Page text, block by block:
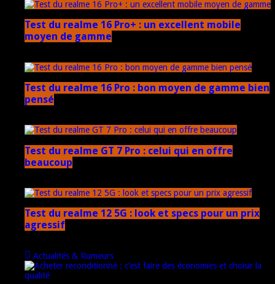
Test du realme 16 Pro+ : un excellent mobile
moyen de gamme
Test du realme 16 Pro : bon moyen de gamme bien
pensé
Test du realme GT 7 Pro : celui qui en offre
beaucoup
Test du realme 12 5G : look et specs pour un prix
agressif
Actualités & Rumeurs